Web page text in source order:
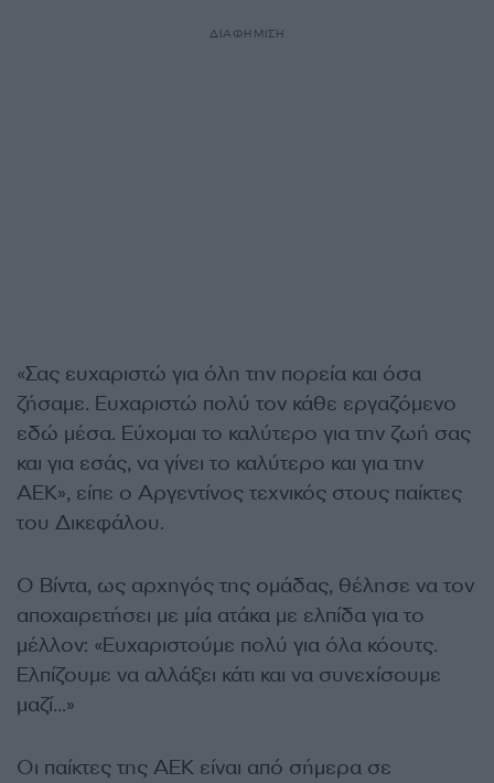
ΔΙΑΦΗΜΙΣΗ
«Σας ευχαριστώ για όλη την πορεία και όσα
ζήσαμε. Ευχαριστώ πολύ τον κάθε εργαζόμενο
εδώ μέσα. Εύχομαι το καλύτερο για την ζωή σας
και για εσάς, να γίνει το καλύτερο και για την
ΑΕΚ», είπε ο Αργεντίνος τεχνικός στους παίκτες
του Δικεφάλου.
Ο Βίντα, ως αρχηγός της ομάδας, θέλησε να τον
αποχαιρετήσει με μία ατάκα με ελπίδα για το
μέλλον: «Ευχαριστούμε πολύ για όλα κόουτς.
Ελπίζουμε να αλλάξει κάτι και να συνεχίσουμε
μαζί…»
Οι παίκτες της ΑΕΚ είναι από σήμερα σε